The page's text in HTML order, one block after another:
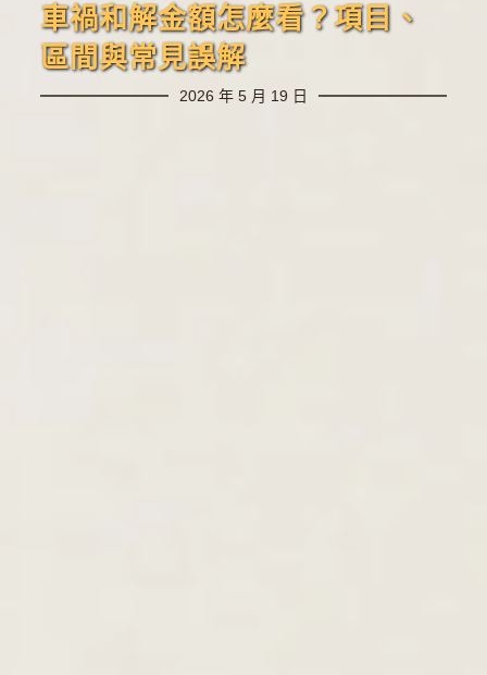
車禍和解金額怎麼看？項目、
區間與常見誤解
2026 年 5 月 19 日